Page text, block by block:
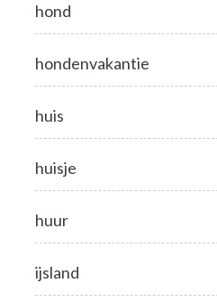
hond
hondenvakantie
huis
huisje
huur
ijsland